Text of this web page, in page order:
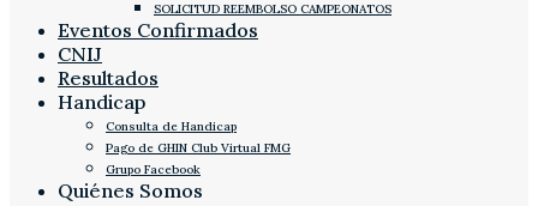
SOLICITUD REEMBOLSO CAMPEONATOS
Eventos Confirmados
CNIJ
Resultados
Handicap
Consulta de Handicap
Pago de GHIN Club Virtual FMG
Grupo Facebook
Quiénes Somos